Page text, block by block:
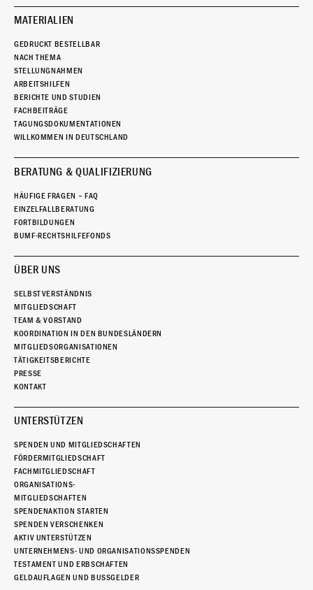
MATERIALIEN
GEDRUCKT BESTELLBAR
NACH THEMA
STELLUNGNAHMEN
ARBEITSHILFEN
BERICHTE UND STUDIEN
FACHBEITRÄGE
TAGUNGSDOKUMENTATIONEN
WILLKOMMEN IN DEUTSCHLAND
BERATUNG & QUALIFIZIERUNG
HÄUFIGE FRAGEN – FAQ
EINZELFALLBERATUNG
FORTBILDUNGEN
BUMF-RECHTSHILFEFONDS
ÜBER UNS
SELBSTVERSTÄNDNIS
MITGLIEDSCHAFT
TEAM & VORSTAND
KOORDINATION IN DEN BUNDESLÄNDERN
MITGLIEDSORGANISATIONEN
TÄTIGKEITSBERICHTE
PRESSE
KONTAKT
UNTERSTÜTZEN
SPENDEN UND MITGLIEDSCHAFTEN
FÖRDERMITGLIEDSCHAFT
FACHMITGLIEDSCHAFT
ORGANISATIONS-
MITGLIEDSCHAFTEN
SPENDENAKTION STARTEN
SPENDEN VERSCHENKEN
AKTIV UNTERSTÜTZEN
UNTERNEHMENS- UND ORGANISATIONSSPENDEN
TESTAMENT UND ERBSCHAFTEN
GELDAUFLAGEN UND BUSSGELDER